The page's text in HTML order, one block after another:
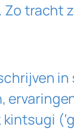
Zo tracht
in
kintsugi